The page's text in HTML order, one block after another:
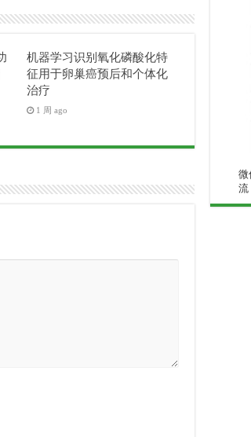
机器学习识别氧化磷酸化特
征用于卵巢癌预后和个体化
治疗
1 周 ago
微
流